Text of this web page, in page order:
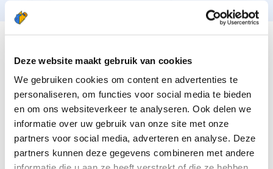
Deze website maakt gebruik van cookies
We gebruiken cookies om content en advertenties te
personaliseren, om functies voor social media te bieden
en om ons websiteverkeer te analyseren. Ook delen we
informatie over uw gebruik van onze site met onze
partners voor social media, adverteren en analyse. Deze
partners kunnen deze gegevens combineren met andere
DEZE KWALITEITEN HEEFT ONZE TOP
KRANTENBEZORGER
Je bent verantwoordelijk en zelfstandig
Je houdt van lekker bewegen in de frisse lucht
Je houdt vooral van fijn werk dat lekker bijverdient!
Je wordt blij van het bezorgen van het laatste nieuws